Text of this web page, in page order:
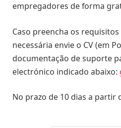
empregadores de forma
Caso preencha os
necessária envie o CV (em
documentação de suporte
electrónico indicado abaixo:
No prazo de 10 dias a partir